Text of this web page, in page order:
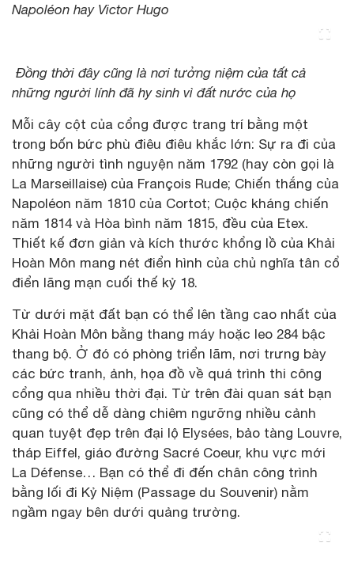
Napoléon hay Victor Hugo
Đồng thời đây cũng là nơi tưởng niệm của tất cả
những người lính đã hy sinh vì đất nước của họ
Mỗi cây cột của cổng được trang trí bằng một
trong bốn bức phù điêu điêu khắc lớn: Sự ra đi của
những người tình nguyện năm 1792 (hay còn gọi là
La Marseillaise) của François Rude; Chiến thắng của
Napoléon năm 1810 của Cortot; Cuộc kháng chiến
năm 1814 và Hòa bình năm 1815, đều của Etex.
Thiết kế đơn giản và kích thước khổng lồ của Khải
Hoàn Môn mang nét điển hình của chủ nghĩa tân cổ
điển lãng mạn cuối thế kỷ 18.
Từ dưới mặt đất bạn có thể lên tầng cao nhất của
Khải Hoàn Môn bằng thang máy hoặc leo 284 bậc
thang bộ. Ở đó có phòng triển lãm, nơi trưng bày
các bức tranh, ảnh, họa đồ về quá trình thi công
cổng qua nhiều thời đại. Từ trên đài quan sát bạn
cũng có thể dễ dàng chiêm ngưỡng nhiều cảnh
quan tuyệt đẹp trên đại lộ Elysées, bảo tàng Louvre,
tháp Eiffel, giáo đường Sacré Coeur, khu vực mới
La Défense… Bạn có thể đi đến chân công trình
bằng lối đi Kỷ Niệm (Passage du Souvenir) nằm
ngầm ngay bên dưới quảng trường.